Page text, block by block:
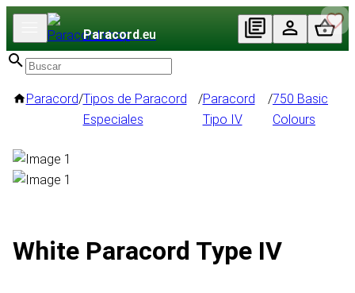
Paracord.eu
Paracord/Tipos de Paracord
Especiales
/Paracord
Tipo IV
/750 Basic
Colours
White Paracord Type IV